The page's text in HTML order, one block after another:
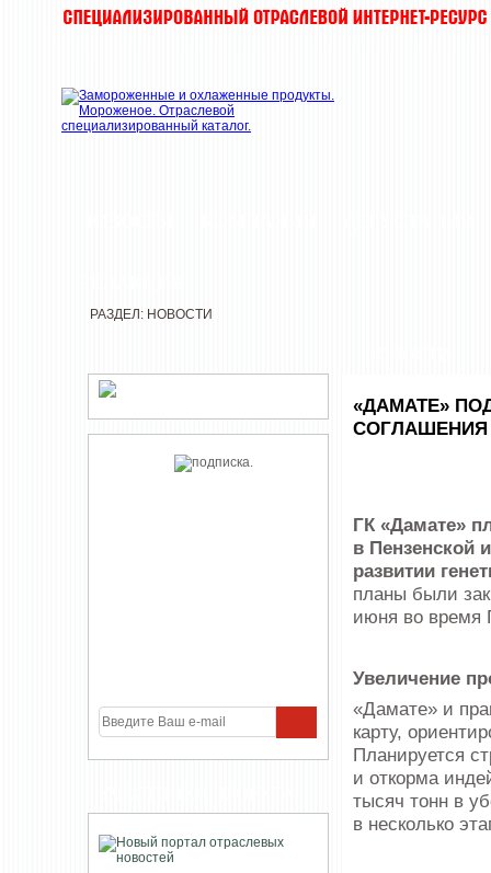
РАЗДЕЛ: НОВОСТИ
«ДАМАТЕ»
СОГЛАШЕНИЯ
ГК «Дамате»
в Пензенской
развитии
планы были
июня во
Увеличение
«Дамате» и
карту,
Планируется
и откорма
тысяч тонн в
в несколько